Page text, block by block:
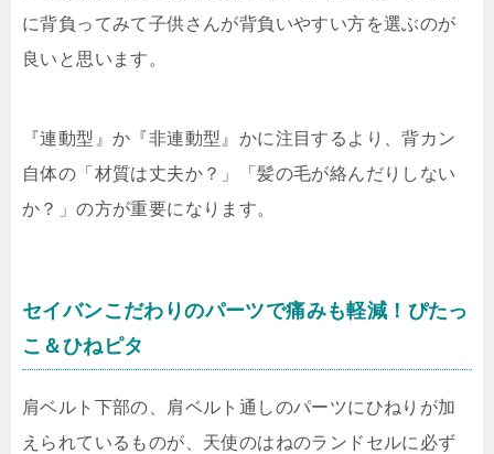
に背負ってみて子供さんが背負いやすい方を選ぶのが
良いと思います。
『連動型』か『非連動型』かに注目するより、背カン
自体の「材質は丈夫か？」「髪の毛が絡んだりしない
か？」の方が重要になります。
セイバンこだわりのパーツで痛みも軽減！ぴたっ
こ＆ひねピタ
肩ベルト下部の、肩ベルト通しのパーツにひねりが加
えられているものが、天使のはねのランドセルに必ず